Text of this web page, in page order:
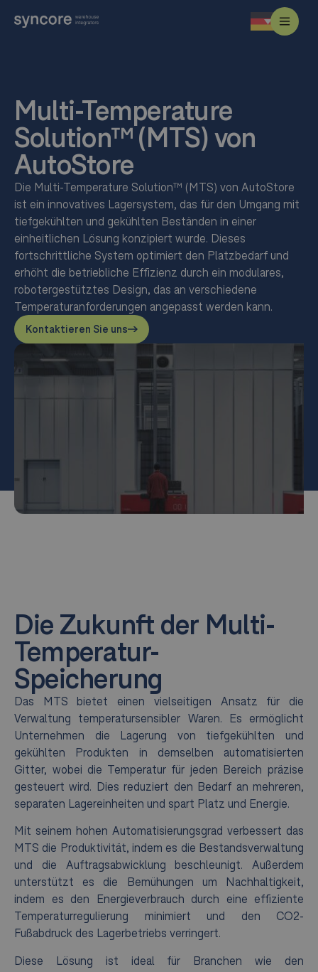
Multi-Temperature
Solution™ (MTS) von
AutoStore
Die Multi-Temperature Solution™ (MTS) von AutoStore
ist ein innovatives Lagersystem, das für den Umgang mit
tiefgekühlten und gekühlten Beständen in einer
einheitlichen Lösung konzipiert wurde. Dieses
fortschrittliche System optimiert den Platzbedarf und
erhöht die betriebliche Effizienz durch ein modulares,
robotergestütztes Design, das an verschiedene
Temperaturanforderungen angepasst werden kann.
Kontaktieren Sie uns
Die Zukunft der Multi-
Temperatur-
Speicherung
Das MTS bietet einen vielseitigen Ansatz für die
Verwaltung temperatursensibler Waren. Es ermöglicht
Unternehmen die Lagerung von tiefgekühlten und
gekühlten Produkten in demselben automatisierten
Gitter, wobei die Temperatur für jeden Bereich präzise
gesteuert wird. Dies reduziert den Bedarf an mehreren,
separaten Lagereinheiten und spart Platz und Energie.
Mit seinem hohen Automatisierungsgrad verbessert das
MTS die Produktivität, indem es die Bestandsverwaltung
und die Auftragsabwicklung beschleunigt. Außerdem
unterstützt es die Bemühungen um Nachhaltigkeit,
indem es den Energieverbrauch durch eine effiziente
Temperaturregulierung minimiert und den CO2-
Fußabdruck des Lagerbetriebs verringert.
Diese Lösung ist ideal für Branchen wie den